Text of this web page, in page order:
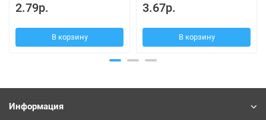
2.79р.
В корзину
3.67р.
В корзину
Информация